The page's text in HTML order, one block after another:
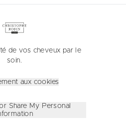
de vos cheveux par le
soin.
aux cookies
Share My Personal